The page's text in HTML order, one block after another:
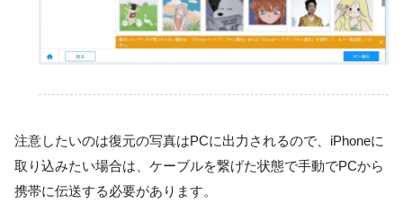
注意したいのは復元の写真はPCに出力されるので、iPhoneに
取り込みたい場合は、ケーブルを繋げた状態で手動でPCから
携帯に伝送する必要があります。